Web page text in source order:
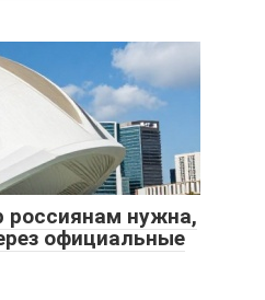
россиянам нужна,
официальные